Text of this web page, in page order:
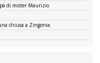
di mister Maurizio
chiusa a Zingonia